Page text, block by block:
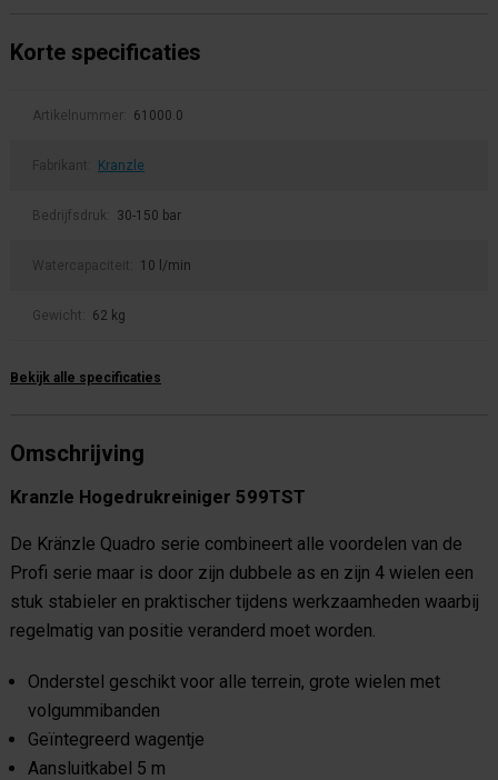
Korte specificaties
Artikelnummer: 61000.0
Fabrikant: Kranzle
Bedrijfsdruk: 30-150 bar
Watercapaciteit: 10 l/min
Gewicht: 62 kg
Bekijk alle specificaties
Omschrijving
Kranzle Hogedrukreiniger 599TST
De Kränzle Quadro serie combineert alle voordelen van de
Profi serie maar is door zijn dubbele as en zijn 4 wielen een
stuk stabieler en praktischer tijdens werkzaamheden waarbij
regelmatig van positie veranderd moet worden.
Onderstel geschikt voor alle terrein, grote wielen met
volgummibanden
Geïntegreerd wagentje
Aansluitkabel 5 m